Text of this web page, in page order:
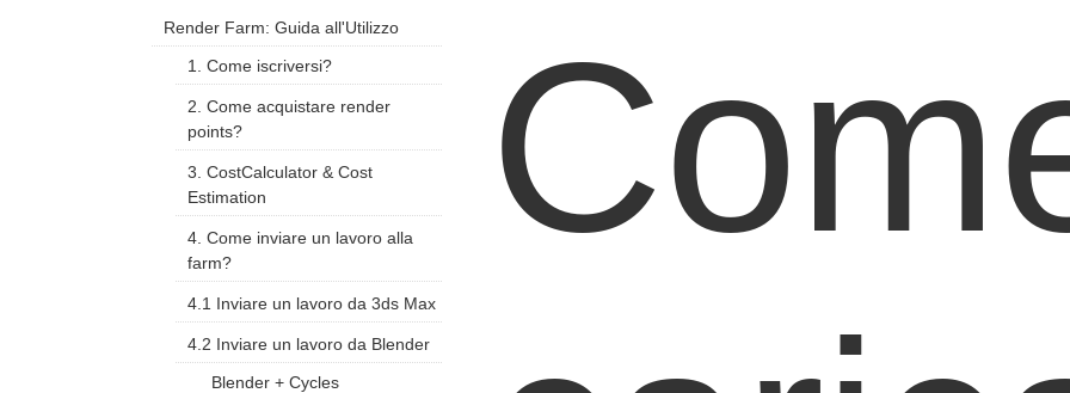
Render Farm: Guida all'Utilizzo
1. Come iscriversi?
2. Come acquistare render
points?
3. CostCalculator & Cost
Estimation
4. Come inviare un lavoro alla
farm?
4.1 Inviare un lavoro da 3ds Max
4.2 Inviare un lavoro da Blender
Blender + Cycles